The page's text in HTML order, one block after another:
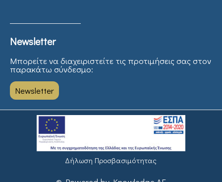
Newsletter
Μπορείτε να διαχειριστείτε τις προτιμήσεις σας στον
παρακάτω σύνδεσμο:
Newsletter
Δήλωση Προσβασιμότητας